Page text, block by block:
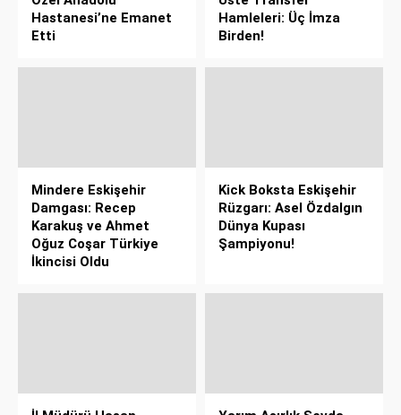
Hastanesi’ne Emanet
Etti
Hamleleri: Üç İmza
Birden!
Mindere Eskişehir
Damgası: Recep
Karakuş ve Ahmet
Oğuz Coşar Türkiye
İkincisi Oldu
Kick Boksta Eskişehir
Rüzgarı: Asel Özdalgın
Dünya Kupası
Şampiyonu!